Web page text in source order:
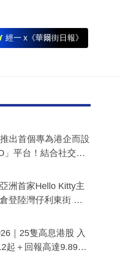
經一 x《華爾街日報》
出首個專為港企而設
」平台！結合社交聆
貼地」宣傳短片
洲首家Hello Kitty主
登陸灣仔利東街 推
定特調系列
｜25隻高息港股 入
起＋回報高達9.89